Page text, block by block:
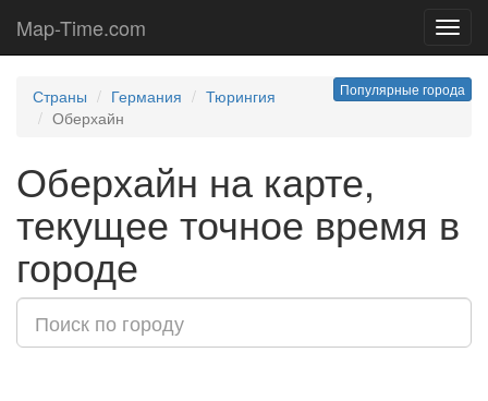
Map-Time.com
Популярные города
Страны Германия
Тюрингия
Оберхайн
Оберхайн на карте,
текущее точное время в
городе